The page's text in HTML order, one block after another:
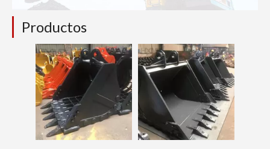
Productos